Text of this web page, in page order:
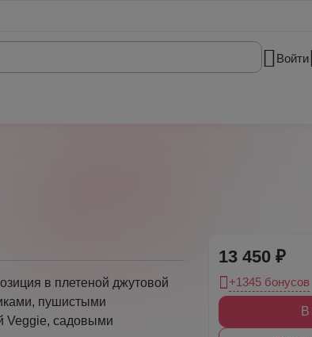
Войти
в плетеной джутовой
пушистыми
Veggie, садовыми
13 450 ₽
+1345 бонусов
В